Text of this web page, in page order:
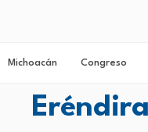
Michoacán Congreso